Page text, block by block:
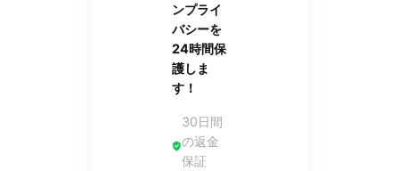
ンプライ
バシーを
24時間保
護しま
す！
30日間
の返金
保証